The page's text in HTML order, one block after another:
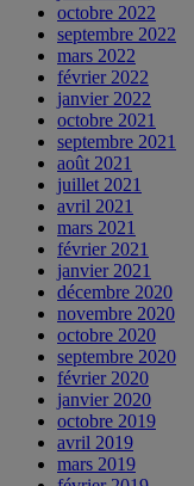
octobre 2022
septembre 2022
mars 2022
février 2022
janvier 2022
octobre 2021
septembre 2021
août 2021
juillet 2021
avril 2021
mars 2021
février 2021
janvier 2021
décembre 2020
novembre 2020
octobre 2020
septembre 2020
février 2020
janvier 2020
octobre 2019
avril 2019
mars 2019